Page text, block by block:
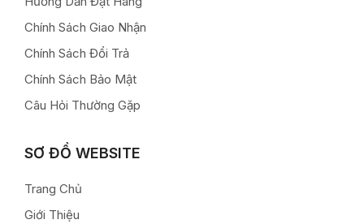
Chính Sách Giao Nhận
Chính Sách Đổi Trả
Chính Sách Bảo Mật
Câu Hỏi Thường Gặp
SƠ ĐỒ WEBSITE
Trang Chủ
Giới Thiệu